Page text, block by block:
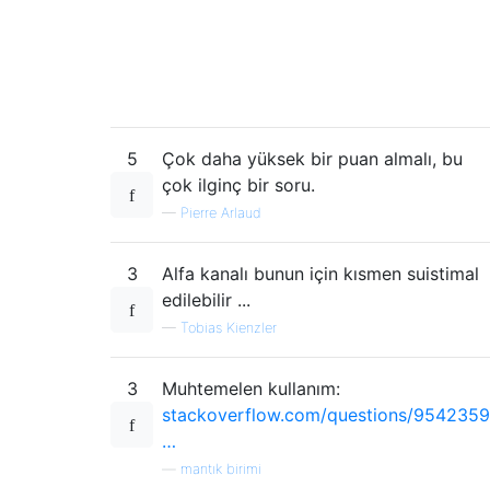
5
Çok daha yüksek bir puan almalı, bu
çok ilginç bir soru.
— Pierre Arlaud
3
Alfa kanalı bunun için kısmen suistimal
edilebilir ...
— Tobias Kienzler
3
Muhtemelen kullanım:
stackoverflow.com/questions/
…
mantık birimi